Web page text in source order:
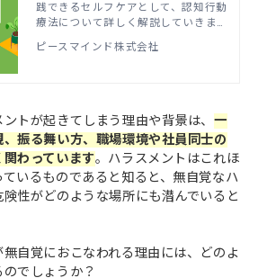
践できるセルフケアとして、認知行動
療法について詳しく解説していきま
法の考え方、効果 ・すぐに実践でき
ピースマインド株式会社
トが起きてしまう理由や背景は、 一
振る舞い方、職場環境や社員同士の
わっています。ハラスメントはこれほ
いるものであると知ると、無自覚なハ
性がどのような場所にも潜んでいると
自覚におこなわれる理由には、どのよ
でしょうか？